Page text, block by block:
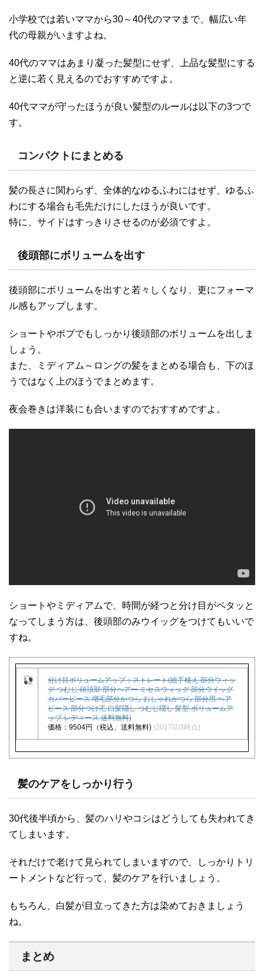
小学校では若いママから30～40代のママまで、幅広い年
代の母親がいますよね。
40代のママはあまり凝った髪型にせず、上品な髪型にする
と逆に若く見えるのでおすすめですよ。
40代ママが守ったほうが良い髪型のルールは以下の3つで
す。
コンパクトにまとめる
髪の長さに関わらず、全体的なゆるふわにはせず、ゆるふ
わにする場合も毛先だけにしたほうが良いです。
特に、サイドはすっきりさせるのが必須ですよ。
後頭部にボリュームを出す
後頭部にボリュームを出すと若々しくなり、更にフォーマ
ル感もアップします。
ショートやボブでもしっかり後頭部のボリュームを出しま
しょう。
また、ミディアム～ロングの髪をまとめる場合も、下のほ
うではなく上のほうでまとめます。
夜会巻きは洋装にも合いますのでおすすめですよ。
ショートやミディアムで、時間が経つと分け目がペタッと
なってしまう方は、後頭部のみウイッグをつけてもいいで
すね。
分け目ボリュームアップ：ストレート(総手植え 部分ウィッ
グ つむじ 頭頂部 部分ヘアー ミセスウィッグ 部分ウイッグ
カバーピース 増毛部分かつら おしゃれかつら 部分用 ヘア
ピース 部分つけ毛 白髪隠し つむじ隠し 髪型 ボリュームア
ップ レディース 送料無料)
価格：9504円（税込、送料無料) (2017/2/3時点)
髪のケアをしっかり行う
30代後半頃から、髪のハリやコシはどうしても失われてき
てしまいます。
それだけで老けて見られてしまいますので、しっかりトリ
ートメントなど行って、髪のケアを行いましょう。
もちろん、白髪が目立ってきた方は染めておきましょう
ね。
まとめ